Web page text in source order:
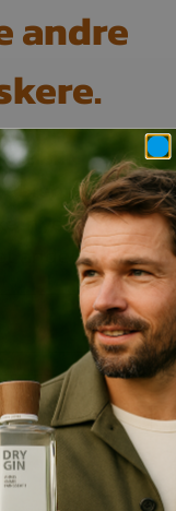
andre
på
nye gin,
andet.